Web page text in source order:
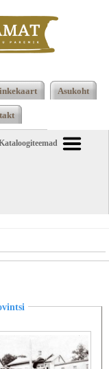
ee
Asukoht